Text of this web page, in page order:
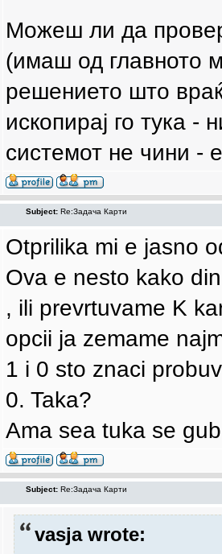
Можеш ли да
(имаш од главното
решението што
ископирај го тука
системот не чини -
Subject: Re:Задача Карти
Otprilika mi e jasno
Ova e nesto kako
, ili prevrtuvame K
opcii ja zemame
1 i 0 sto znaci
0. Taka?
Ama sea tuka se
Subject: Re:Задача Карти
vasja wrote: